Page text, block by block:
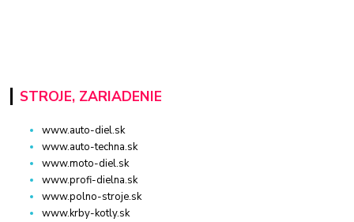
STROJE, ZARIADENIE
www.auto-diel.sk
www.auto-techna.sk
www.moto-diel.sk
www.profi-dielna.sk
www.polno-stroje.sk
www.krby-kotly.sk